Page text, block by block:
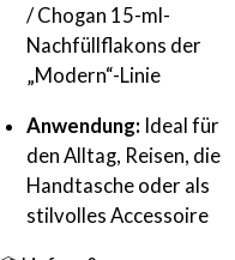
/ Chogan 15-ml-
Nachfüllflakons der
„Modern“-Linie
Anwendung: Ideal für
den Alltag, Reisen, die
Handtasche oder als
stilvolles Accessoire